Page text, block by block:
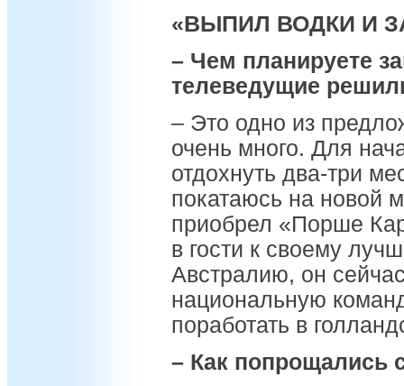
«ВЫПИЛ ВОДКИ И
– Чем планируете
телеведущие
– Это одно из
очень много. Для
отдохнуть два-три
покатаюсь на новой
приобрел «Порше
в гости к своему
Австралию, он
национальную
поработать в
– Как попрощались